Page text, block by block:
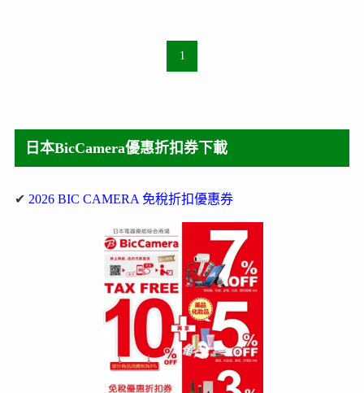
1
日本BicCamera優惠折扣券下載
✔ 2026 BIC CAMERA 免稅折扣優惠券